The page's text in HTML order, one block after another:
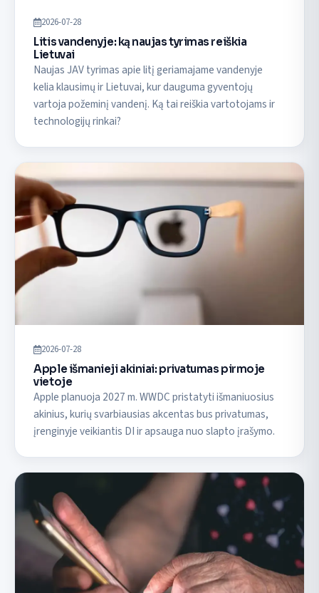
2026-07-28
Litis vandenyje: ką naujas tyrimas reiškia
Lietuvai
Naujas JAV tyrimas apie litį geriamajame vandenyje
kelia klausimų ir Lietuvai, kur dauguma gyventojų
vartoja požeminį vandenį. Ką tai reiškia vartotojams ir
technologijų rinkai?
2026-07-28
Apple išmanieji akiniai: privatumas pirmoje
vietoje
Apple planuoja 2027 m. WWDC pristatyti išmaniuosius
akinius, kurių svarbiausias akcentas bus privatumas,
įrenginyje veikiantis DI ir apsauga nuo slapto įrašymo.